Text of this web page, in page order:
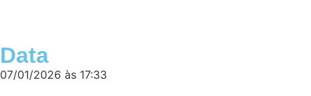
Data
07/01/2026 às 17:33